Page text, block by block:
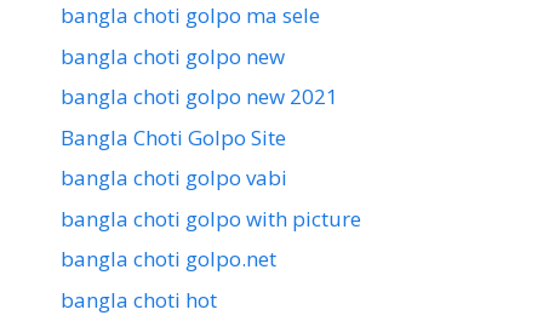
bangla choti golpo ma sele
bangla choti golpo new
bangla choti golpo new 2021
Bangla Choti Golpo Site
bangla choti golpo vabi
bangla choti golpo with picture
bangla choti golpo.net
bangla choti hot